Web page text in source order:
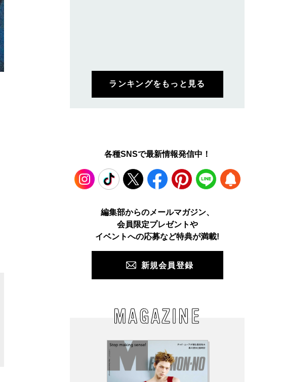
ランキングをもっと見る
各種SNSで最新情報発信中！
TikTok Facebook Pinterest LINE
編集部からのメールマガジン、
会員限定プレゼントや
イベントへの応募など特典が満載!
新規会員登録
MAGAZINE